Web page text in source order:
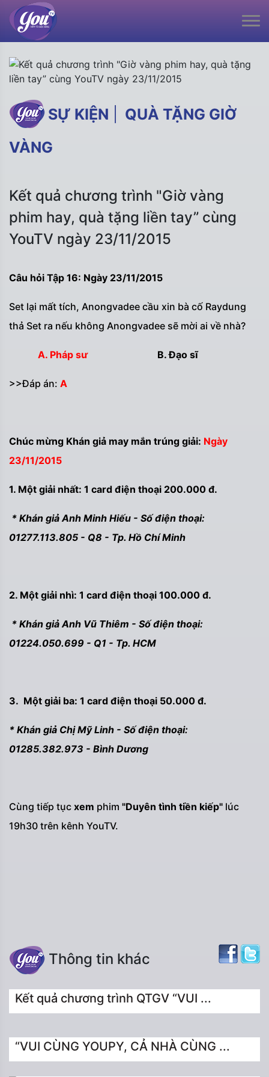
SỰ KIỆN
QUÀ TẶNG GIỜ
VÀNG
Kết quả chương trình "Giờ vàng
phim hay, quà tặng liền tay” cùng
YouTV ngày 23/11/2015
Câu hỏi Tập 16: Ngày 23/11/2015
Set lại mất tích, Anongvadee cầu xin bà cố Raydung
thả Set ra nếu không Anongvadee sẽ mời ai về nhà?
A. Pháp sư B. Đạo sĩ
>>Đáp án: A
Chúc mừng Khán giả may mắn trúng giải: Ngày
23/11/2015
1. Một giải nhất: 1 card điện thoại 200.000 đ.
* Khán giả Anh Minh Hiếu - Số điện thoại:
01277.113.805 - Q8 - Tp. Hồ Chí Minh
2. Một giải nhì: 1 card điện thoại 100.000 đ.
* Khán giả Anh Vũ Thiêm - Số điện thoại:
01224.050.699 - Q1 - Tp. HCM
3. Một giải ba: 1 card điện thoại 50.000 đ.
* Khán giả Chị Mỹ Linh - Số điện thoại:
01285.382.973 - Bình Dương
Cùng tiếp tục xem phim "Duyên tình tiền kiếp" lúc
19h30 trên kênh YouTV.
Thông tin khác
Kết quả chương trình QTGV “VUI ...
“VUI CÙNG YOUPY, CẢ NHÀ CÙNG ...